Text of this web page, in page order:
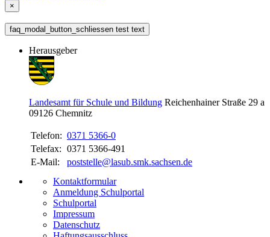
×
faq_modal_button_schliessen test text
Herausgeber
Landesamt für Schule und Bildung Reichenhainer Straße 29 a
09126 Chemnitz
Telefon: 0371 5366-0
Telefax: 0371 5366-491
E-Mail:
poststelle@lasub.smk.sachsen.de
Kontaktformular
Anmeldung Schulportal
Schulportal
Impressum
Datenschutz